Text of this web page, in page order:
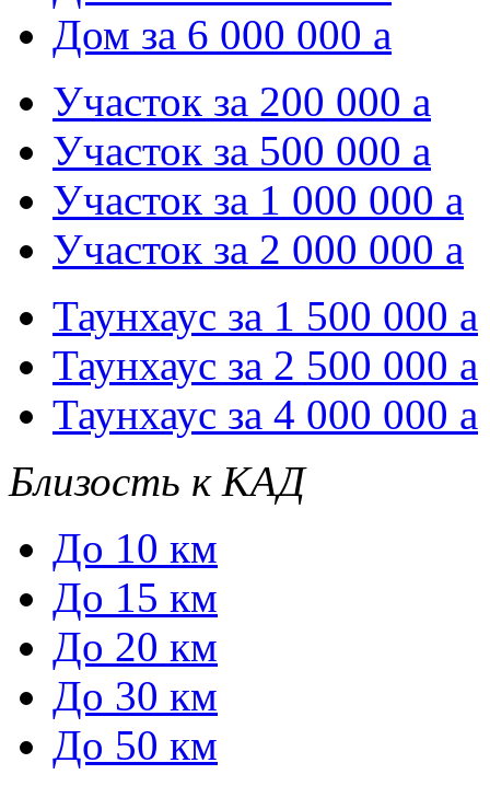
Дом за 6 000 000 a
Участок за 200 000 a
Участок за 500 000 a
Участок за 1 000 000 a
Участок за 2 000 000 a
Таунхаус за 1 500 000 a
Таунхаус за 2 500 000 a
Таунхаус за 4 000 000 a
Близость к КАД
До 10 км
До 15 км
До 20 км
До 30 км
До 50 км